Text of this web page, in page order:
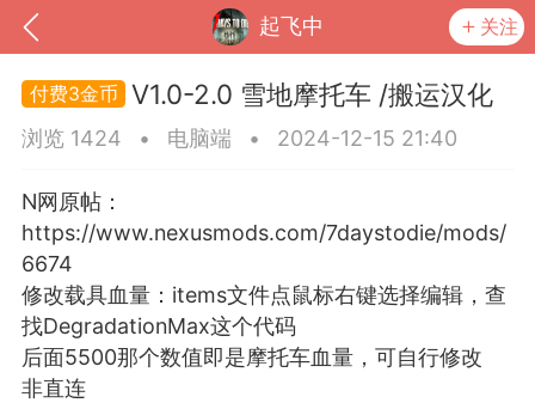
起飞中 关注
我的钱包
3金币 V1.0-2.0 雪地摩托车 /搬运汉化
浏览 1424 • 电脑端 • 2024-12-15 21:40
N网原帖：
https://www.nexusmods.com/7daystodie/mods/
6674
修改载具血量：items文件点鼠标右键选择编辑，查
找DegradationMax这个代码
后面5500那个数值即是摩托车血量，可自行修改
非直连